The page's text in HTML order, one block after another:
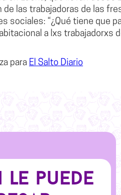
las trabajadoras de las
sociales: “¿Qué tiene que
a lxs trabajadorxs
para El Salto Diario
le puede